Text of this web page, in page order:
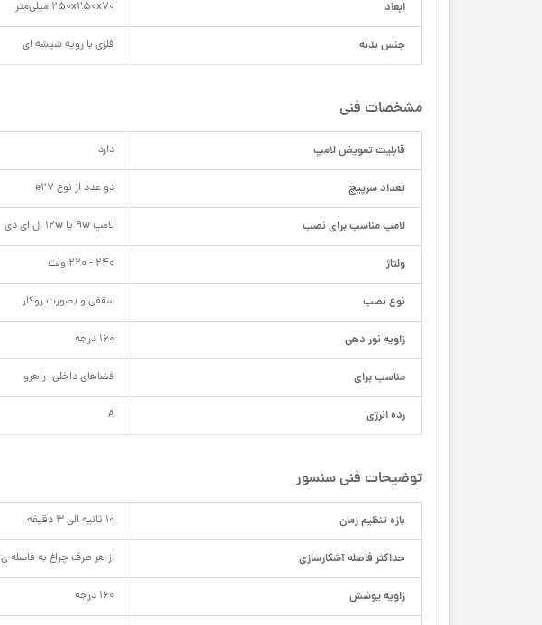
ابعاد 250x250x70 میلی‌متر
جنس بدنه فلزی با رویه شیشه ای
مشخصات فنی
قابلیت تعویض لامپ دارد
تعداد سرپیچ دو عدد از نوع e27
لامپ مناسب برای نصب لامپ 9w یا 12w ال ای دی
ولتاژ 240 - 220 ولت
نوع نصب سقفی و بصورت روکار
زاویه نور دهی 160 درجه
مناسب برای فضا‌های داخلی، راهرو
رده انرژی A
توضیحات فنی سنسور
بازه تنظیم زمان 10 ثانیه الی 3 دقیقه
حداکثر فاصله آشکارسازی از هر طرف چراغ به فاصله ی ۳ متری
زاویه پوشش 160 درجه